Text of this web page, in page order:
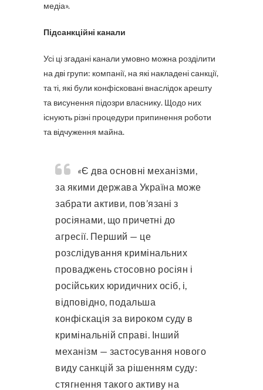
медіа».
Підсанкційні канали
Усі ці згадані канали умовно можна розділити
на дві групи: компанії, на які накладені санкції,
та ті, які були конфісковані внаслідок арешту
та висунення підозри власнику. Щодо них
існують різні процедури припинення роботи
та відчуження майна.
«Є два основні механізми,
за якими держава Україна може
забрати активи, пов’язані з
росіянами, що причетні до
агресії. Перший — це
розслідування кримінальних
проваджень стосовно росіян і
російських юридичних осіб, і,
відповідно, подальша
конфіскація за вироком суду в
кримінальній справі. Інший
механізм — застосування нового
виду санкцій за рішенням суду:
стягнення такого активу на